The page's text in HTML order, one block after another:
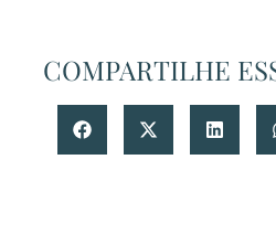
COMPARTILHE